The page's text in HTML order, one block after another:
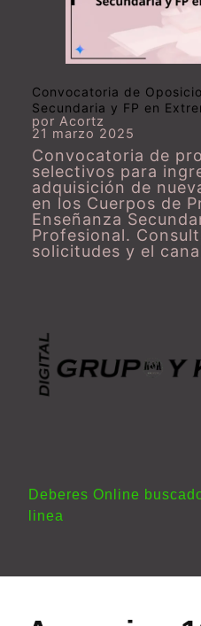
Convocatoria de
Secundaria y FP en
por Acortz
21 marzo 2025
Convocatoria de
selectivos para
adquisición de
en los Cuerpos de
Enseñanza
Profesional.
solicitudes y el
Deberes Online
linea